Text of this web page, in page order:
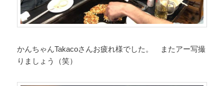
かんちゃんTakacoさんお疲れ様でした。 またアー写撮
りましょう（笑）